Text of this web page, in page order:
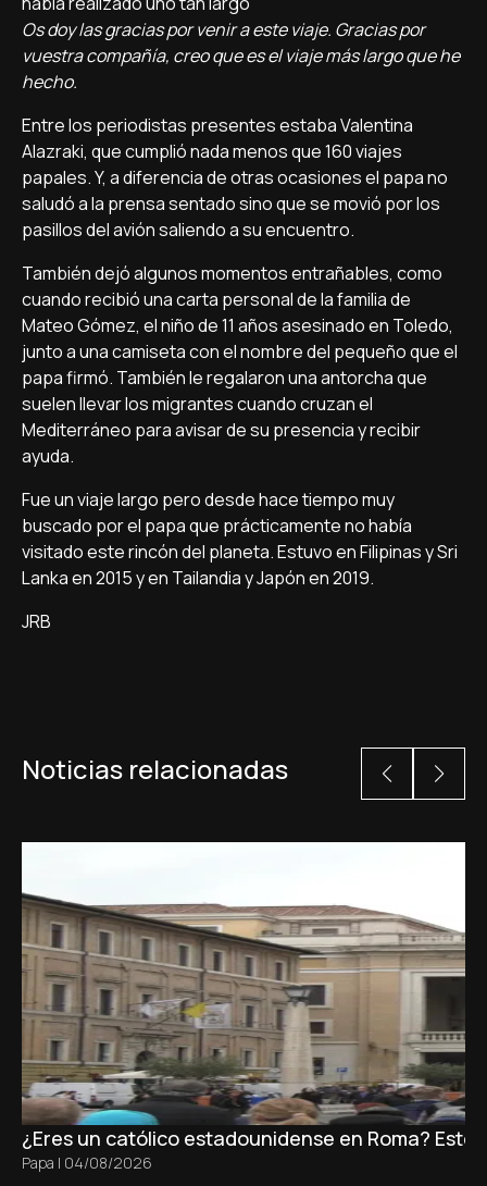
Os doy las gracias por venir a este viaje. Gracias por
vuestra compañía, creo que es el viaje más largo que he
hecho.
Entre los periodistas presentes estaba Valentina
Alazraki, que cumplió nada menos que 160 viajes
papales. Y, a diferencia de otras ocasiones el papa no
saludó a la prensa sentado sino que se movió por los
pasillos del avión saliendo a su encuentro.
También dejó algunos momentos entrañables, como
cuando recibió una carta personal de la familia de
Mateo Gómez, el niño de 11 años asesinado en Toledo,
junto a una camiseta con el nombre del pequeño que el
papa firmó. También le regalaron una antorcha que
suelen llevar los migrantes cuando cruzan el
Mediterráneo para avisar de su presencia y recibir
ayuda.
Fue un viaje largo pero desde hace tiempo muy
buscado por el papa que prácticamente no había
visitado este rincón del planeta. Estuvo en Filipinas y Sri
Lanka en 2015 y en Tailandia y Japón en 2019.
JRB
Noticias relacionadas
¿Eres un católico estadounidense en Roma?
Papa | 04/08/2026